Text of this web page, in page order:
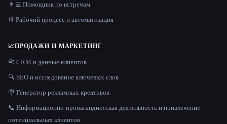
👨‍💻 Помощник по встречам
⚙️ Рабочий процесс и автоматизация
📈ПРОДАЖИ И МАРКЕТИНГ
📇 CRM и данные клиентов
🔍 SEO и исследование ключевых слов
🪧 Генератор рекламных креативов
📞 Информационно-пропагандистская деятельность и привлечение
потенциальных клиентов